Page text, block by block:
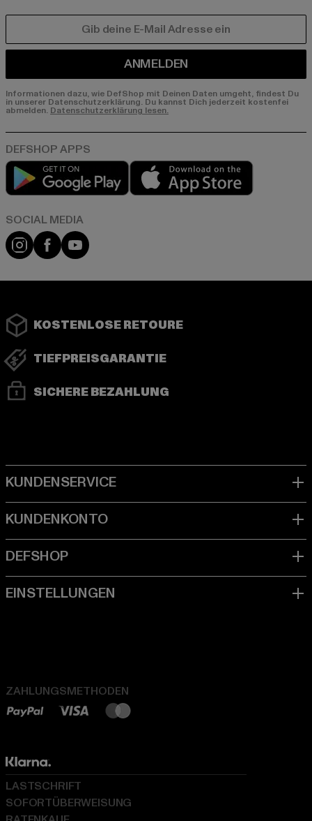
ANMELDEN
Informationen dazu, wie DefShop mit Deinen Daten umgeht, findest Du
in unserer Datenschutzerklärung. Du kannst Dich jederzeit kostenfei
abmelden. Datenschutzerklärung lesen.
Play market
Instagram
FacebookYouTube
KOSTENLOSE RETOURE
TIEFPREISGARANTIE
SICHERE BEZAHLUNG
ZAHLUNGSMETHODEN
LASTSCHRIFT
SOFORTÜBERWEISUNG